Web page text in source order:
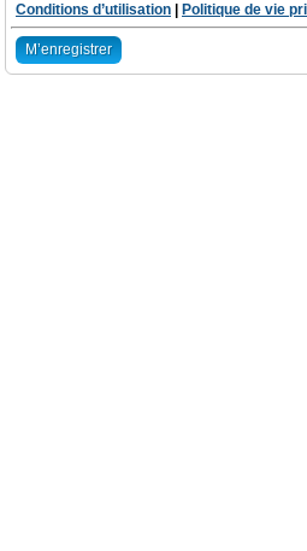
Conditions d’utilisation
Politique de vie
M’enregistrer